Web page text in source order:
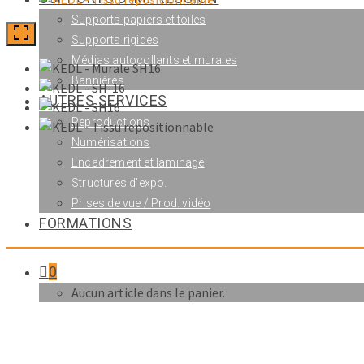
Supports papiers et toiles
Supports rigides
Médias autocollants et murales
Bannières
AUTRES SERVICES
Reproductions
Numérisations
Encadrement et laminage
Structures d’expo.
Prises de vue / Prod. vidéo
FORMATIONS
0
Aucun article dans le panier.